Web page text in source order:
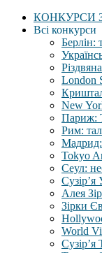
КОНКУРСИ
Всі конкурси
Берлін:
London
New
Париж:
Рим:
Tokyo
Сеул:
Сузір’я
Алея
Зірки
World
Сузір’я